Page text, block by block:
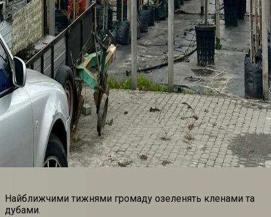
Найближчими тижнями громаду озеленять кленами та
дубами.